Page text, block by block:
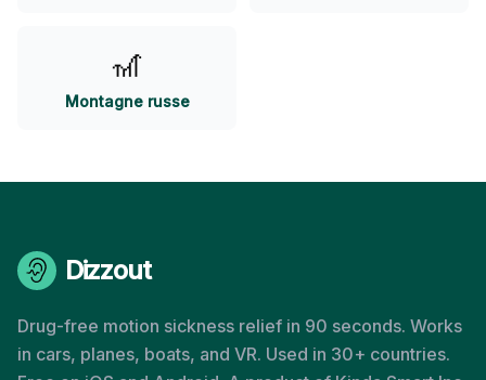
🎢
Montagne russe
Dizzout
Drug-free motion sickness relief in 90 seconds. Works
in cars, planes, boats, and VR. Used in 30+ countries.